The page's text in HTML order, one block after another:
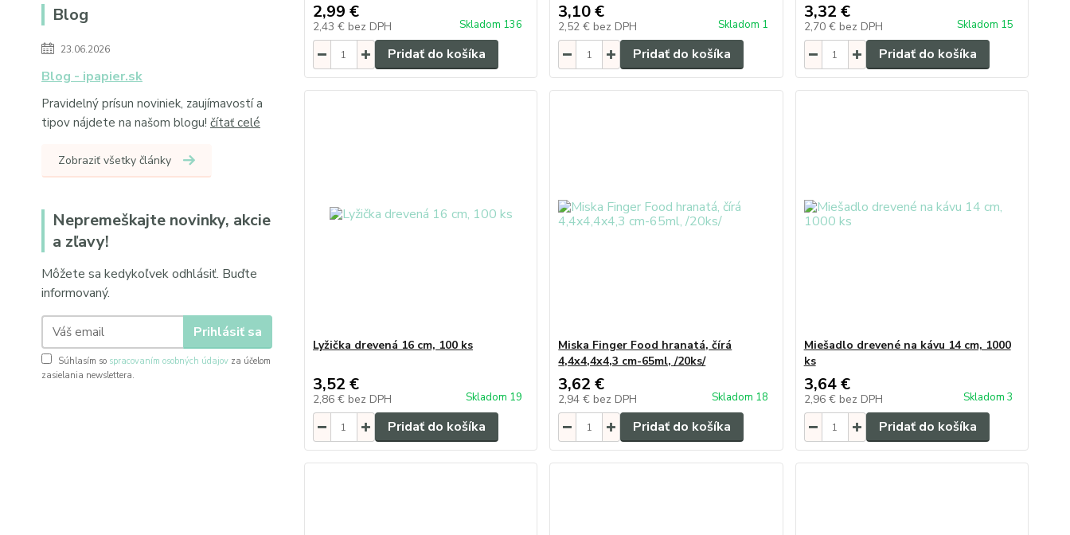
Blog
23.06.2026
Blog - ipapier.sk
Pravidelný prísun noviniek, zaujímavostí a
tipov nájdete na našom blogu! čítať celé
Zobraziť všetky články
Nepremeškajte novinky, akcie
a zľavy!
Môžete sa kedykoľvek odhlásiť. Buďte
informovaný.
Prihlásiť sa
Súhlasím so spracovaním osobných údajov za účelom
zasielania newslettera.
2,99 €
2,43 € bez DPH Skladom 136
Pridať do košíka
3,10 €
2,52 € bez DPH Skladom 1
Pridať do košíka
3,32 €
2,70 € bez DPH Skladom 15
Pridať do košíka
Lyžička drevená 16 cm, 100 ks
3,52 €
2,86 € bez DPH Skladom 19
Pridať do košíka
Miska Finger Food hranatá, čírá
4,4x4,4x4,3 cm-65ml, /20ks/
3,62 €
2,94 € bez DPH Skladom 18
Pridať do košíka
Miešadlo drevené na kávu 14 cm, 1000
ks
3,64 €
2,96 € bez DPH Skladom 3
Pridať do košíka